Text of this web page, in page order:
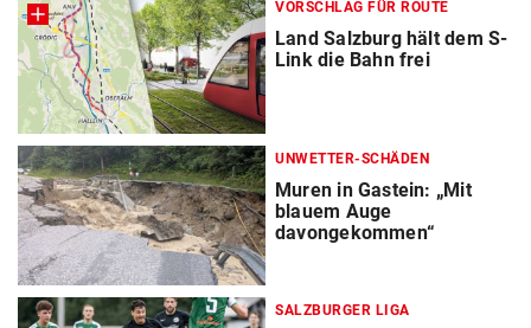
VORSCHLAG FÜR ROUTE
Land Salzburg hält dem S-
Link die Bahn frei
UNWETTER-SCHÄDEN
Muren in Gastein: „Mit
blauem Auge
davongekommen“
SALZBURGER LIGA